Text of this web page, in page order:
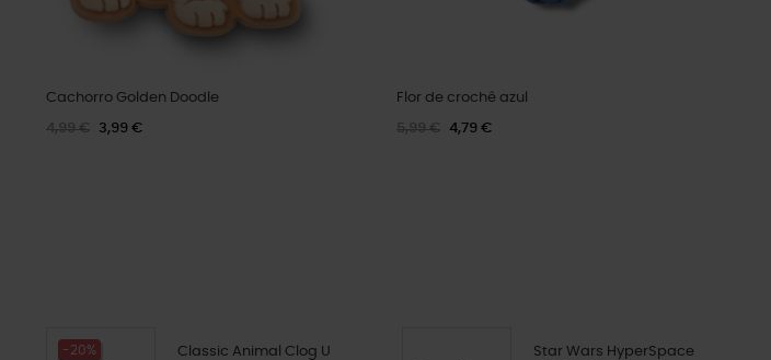
Cachorro Golden Doodle
4,99 € 3,99 €
Flor de crochê azul
5,99 € 4,79 €
-20% Classic Animal Clog U
Star Wars HyperSpace